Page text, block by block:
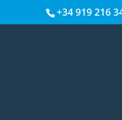
+34 919 216